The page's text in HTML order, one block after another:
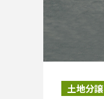
土地分譲